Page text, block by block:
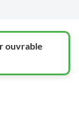
ouvrable